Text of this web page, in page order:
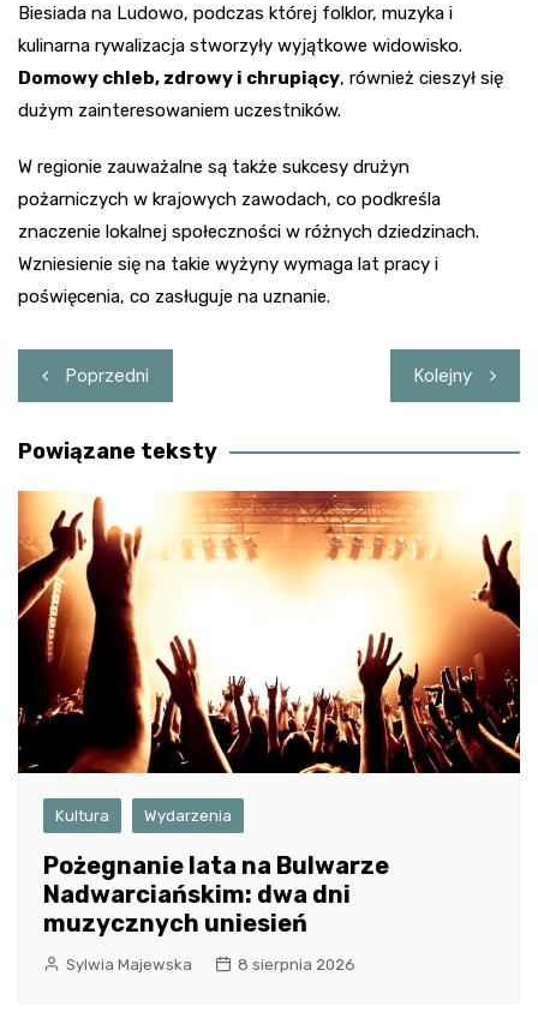
Biesiada na Ludowo, podczas której folklor, muzyka i
kulinarna rywalizacja stworzyły wyjątkowe widowisko.
Domowy chleb, zdrowy i chrupiący, również cieszył się
dużym zainteresowaniem uczestników.
W regionie zauważalne są także sukcesy drużyn
pożarniczych w krajowych zawodach, co podkreśla
znaczenie lokalnej społeczności w różnych dziedzinach.
Wzniesienie się na takie wyżyny wymaga lat pracy i
poświęcenia, co zasługuje na uznanie.
Nawigacja
wpisu
Poprzedni Kolejny
Powiązane teksty
Kultura Wydarzenia
Pożegnanie lata na Bulwarze
Nadwarciańskim: dwa dni
muzycznych uniesień
Sylwia Majewska 8 sierpnia 2026